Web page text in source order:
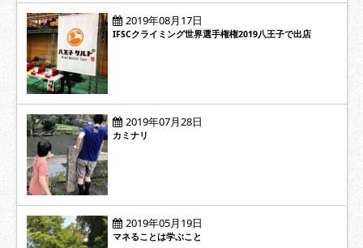
2019年08月17日
IFSCクライミング世界選手権権2019八王子で出店
2019年07月28日
カミナリ
2019年05月19日
マネることは学ぶこと